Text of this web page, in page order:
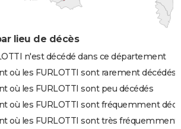
lieu de décès
n'est décédé dans ce département
où les FURLOTTI sont rarement décédés
où les FURLOTTI sont peu décédés
où les FURLOTTI sont fréquemment
où les FURLOTTI sont très fréquemment